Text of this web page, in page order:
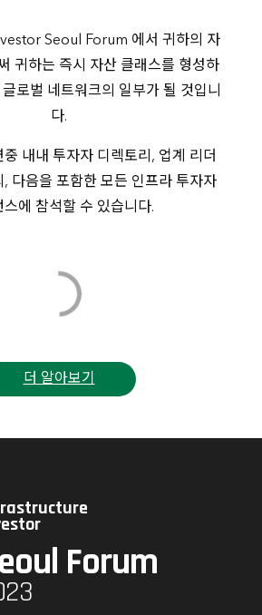
Life Insurance
Fire & Marine Insurance
Guarantee Insurance
Shinhan Bank
Mutual Aid Association
Yang Life Insurance
Seoul Forum 에서 귀하의 자
귀하는 즉시 자산 클래스를 형성하
로벌 네트워크의 일부가 될 것입니
다.
내내 투자자 디렉토리, 업계 리더
다음을 포함한 모든 인프라 투자자
스에 참석할 수 있습니다.
더 알아보기
Forum